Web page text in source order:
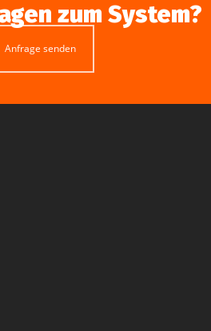
zum System?
Anfrage senden